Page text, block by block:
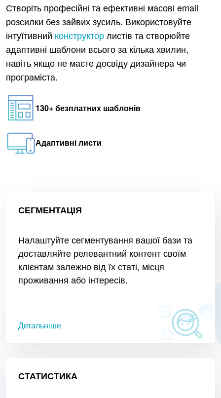
Створіть професійні та ефективні масові email
розсилки без зайвих зусиль. Використовуйте
інтуїтивний конструкторлистів та створюйте
адаптивні шаблони всього за кілька хвилин,
навіть якщо не маєте досвіду дизайнера чи
програміста.
130+ безплатних шаблонів
Адаптивні листи
СЕГМЕНТАЦІЯ
Налаштуйте сегментування вашої бази та
доставляйте релевантний контент своїм
клієнтам залежно від їх статі, місця
проживання або інтересів.
Детальніше
СТАТИСТИКА